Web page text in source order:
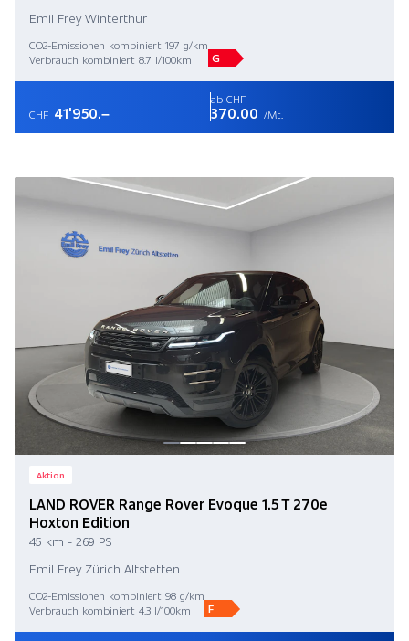
Emil Frey Winterthur
CO2-Emissionen kombiniert 197 g/km
Verbrauch kombiniert 8.7 l/100km
G
CHF 41'950.–
ab CHF
370.00 /Mt.
Aktion
LAND ROVER Range Rover Evoque 1.5 T 270e
Hoxton Edition
45 km - 269 PS
Emil Frey Zürich Altstetten
CO2-Emissionen kombiniert 98 g/km
Verbrauch kombiniert 4.3 l/100km
F